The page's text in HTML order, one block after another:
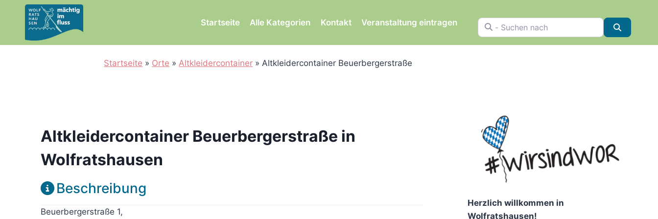
springen
Startseite Alle Kategorien Kontakt Veranstaltung eintragen - Suchen nach
Startseite » Orte »Altkleidercontainer »Altkleidercontainer Beuerbergerstraße
Altkleidercontainer Beuerbergerstraße in
Wolfratshausen
Beschreibung
Beuerbergerstraße 1,
Herzlich willkommen in
Wolfratshausen!